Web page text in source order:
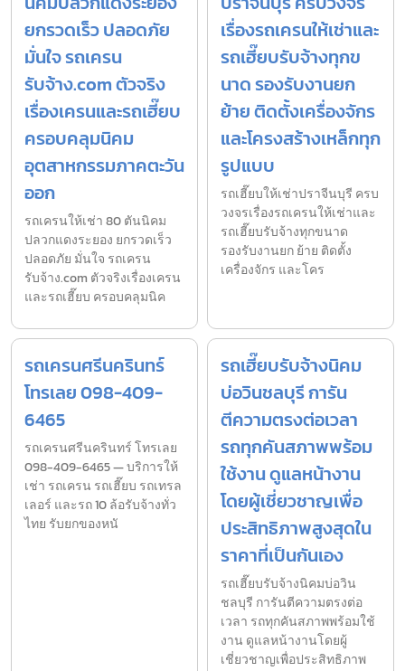
ยกรวดเร็ว ปลอดภัย
มั่นใจ รถเครน
รับจ้าง.com ตัวจริง
เรื่องเครนและรถเฮี๊ยบ
ครอบคลุมนิคม
อุตสาหกรรมภาคตะวัน
ออก
รถเครนให้เช่า 80 ตันนิคม
ปลวกแดงระยอง ยกรวดเร็ว
ปลอดภัย มั่นใจ รถเครน
รับจ้าง.com ตัวจริงเรื่องเครน
และรถเฮี๊ยบ ครอบคลุมนิค
เรื่องรถเครนให้เช่าและ
รถเฮี๊ยบรับจ้างทุกข
นาด รองรับงานยก
ย้าย ติดตั้งเครื่องจักร
และโครงสร้างเหล็กทุก
รูปแบบ
รถเฮี๊ยบให้เช่าปราจีนบุรี ครบ
วงจรเรื่องรถเครนให้เช่าและ
รถเฮี๊ยบรับจ้างทุกขนาด
รองรับงานยก ย้าย ติดตั้ง
เครื่องจักร และโคร
รถเครนศรีนครินทร์
โทรเลย 098-409-
6465
รถเครนศรีนครินทร์ โทรเลย
098-409-6465 — บริการให้
เช่า รถเครน รถเฮี๊ยบ รถเทรล
เลอร์ และรถ 10 ล้อรับจ้างทั่ว
ไทย รับยกของหนั
รถเฮี๊ยบรับจ้างนิคม
บ่อวินชลบุรี การัน
ตีความตรงต่อเวลา
รถทุกคันสภาพพร้อม
ใช้งาน ดูแลหน้างาน
โดยผู้เชี่ยวชาญเพื่อ
ประสิทธิภาพสูงสุดใน
ราคาที่เป็นกันเอง
รถเฮี๊ยบรับจ้างนิคมบ่อวิน
ชลบุรี การันตีความตรงต่อ
เวลา รถทุกคันสภาพพร้อมใช้
งาน ดูแลหน้างานโดยผู้
เชี่ยวชาญเพื่อประสิทธิภาพ